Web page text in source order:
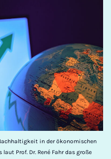
in der ökonomischen
Prof. Dr. René Fahr das große